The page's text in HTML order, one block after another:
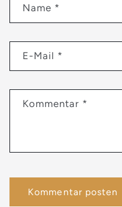
Name *
E-Mail *
Kommentar *